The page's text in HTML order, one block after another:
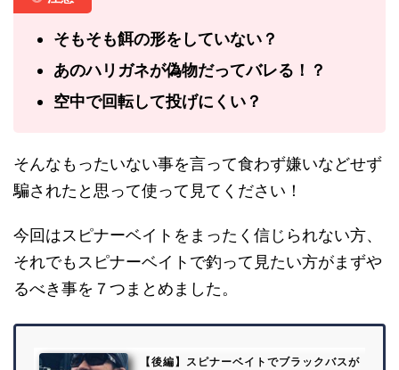
そもそも餌の形をしていない？
あのハリガネが偽物だってバレる！？
空中で回転して投げにくい？
そんなもったいない事を言って食わず嫌いなどせず
騙されたと思って使って見てください！
今回はスピナーベイトをまったく信じられない方、
それでもスピナーベイトで釣って見たい方がまずや
るべき事を７つまとめました。
【後編】スピナーベイトでブラックバスが